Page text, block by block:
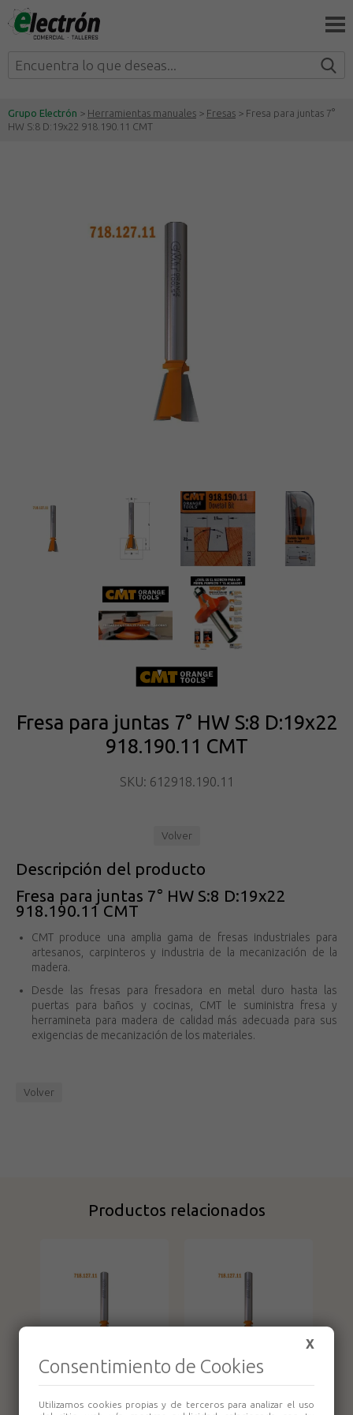
Grupo Electrón > Herramientas manuales > Fresas > Fresa para juntas 7°
HW S:8 D:19x22 918.190.11 CMT
Fresa para juntas 7° HW S:8 D:19x22
918.190.11 CMT
SKU: 612918.190.11
Volver
Descripción del producto
Fresa para juntas 7° HW S:8 D:19x22
918.190.11 CMT
CMT produce una amplia gama de fresas industriales para
artesanos, carpinteros y industria de la mecanización de la
madera.
Desde las fresas para fresadora en metal duro hasta las
puertas para baños y cocinas, CMT le suministra fresa y
herramineta para madera de calidad más adecuada para sus
exigencias de mecanización de los materiales.
Volver
Productos relacionados
D:9.5x9.5
D:12.7x12.7
X
Consentimiento de Cookies
Utilizamos cookies propias y de terceros para analizar el uso